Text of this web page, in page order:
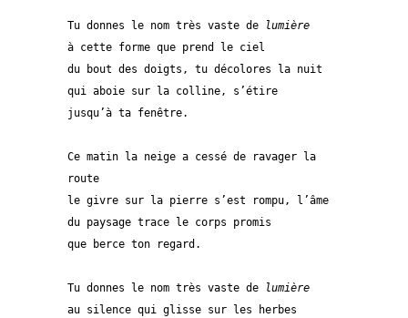
Tu donnes le nom très vaste de
lumière
à cette forme que prend le ciel
du bout des doigts, tu décolores la nuit
qui aboie sur la colline, s’étire
jusqu’à ta fenêtre.
Ce matin la neige a cessé de ravager la
route
le givre sur la pierre s’est rompu, l’âme
du paysage trace le corps promis
que berce ton regard.
Tu donnes le nom très vaste de
lumière
au silence qui glisse sur les herbes